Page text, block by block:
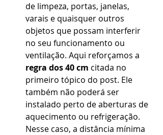
de limpeza, portas, janelas,
varais e quaisquer outros
objetos que possam interferir
no seu funcionamento ou
ventilação. Aqui reforçamos a
regra dos 40 cm citada no
primeiro tópico do post. Ele
também não poderá ser
instalado perto de aberturas de
aquecimento ou refrigeração.
Nesse caso, a distância mínima